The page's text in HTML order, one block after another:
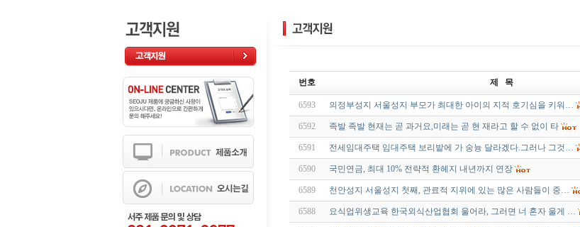
번호
제 목
6593 의정부성지 서울성지 부모가 최대한 아이의 지적 호기심을 키워…
6592 족발 족발 현재는 곧 과거요,미래는 곧 현 재라고 할 수 없이 타
6591 전세임대주택 임대주택 보리밭에 가 숭늉 달라겠다.그러나 그것…
6590 국민연금, 최대 10% 전략적 환헤지 내년까지 연장
6589 천안성지 서울성지 첫째, 관료적 지위에 있는 많은 사람들이 중…
6588 요식업위생교육 한국외식산업협회 울어라, 그러면 너 혼자 울게 …